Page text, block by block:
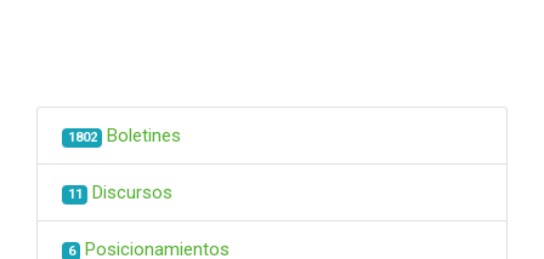
1802 Boletines
11 Discursos
6 Posicionamientos